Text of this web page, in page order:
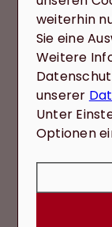
Aktuelle
Alle ansehen
weiterhin
Sie eine
Weitere
unserer
Unter
Optionen